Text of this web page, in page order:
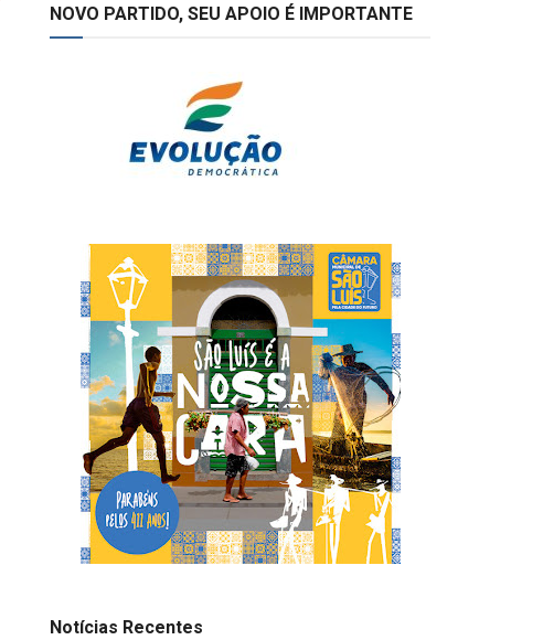
NOVO PARTIDO, SEU APOIO É IMPORTANTE
Notícias Recentes